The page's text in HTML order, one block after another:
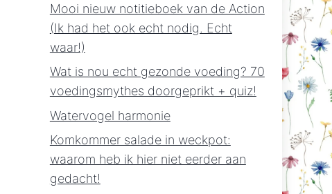
Mooi nieuw notitieboek van de Action
(Ik had het ook echt nodig. Echt
waar!)
Wat is nou echt gezonde voeding? 70
voedingsmythes doorgeprikt + quiz!
Watervogel harmonie
Komkommer salade in weckpot:
waarom heb ik hier niet eerder aan
gedacht!